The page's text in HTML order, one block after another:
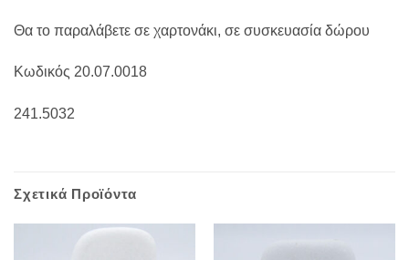
Θα το παραλάβετε σε χαρτονάκι, σε συσκευασία δώρου
Κωδικός 20.07.0018
241.5032
Σχετικά Προϊόντα